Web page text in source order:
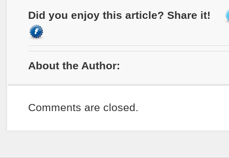
Did you enjoy this article? Share it!
About the Author:
Comments are closed.